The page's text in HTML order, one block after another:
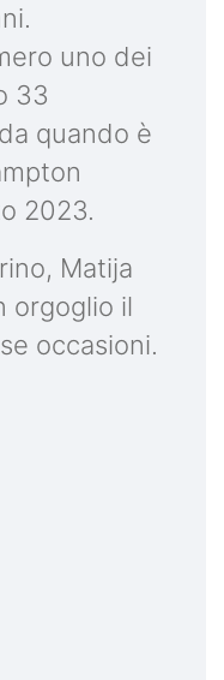
uno dei
33
quando è
2023.
Matija
orgoglio il
occasioni.